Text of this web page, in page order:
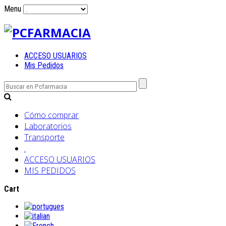
Menu
ACCESO USUARIOS
Mis Pedidos
Cómo comprar
Laboratorios
Transporte
.
ACCESO USUARIOS
MIS PEDIDOS
Cart